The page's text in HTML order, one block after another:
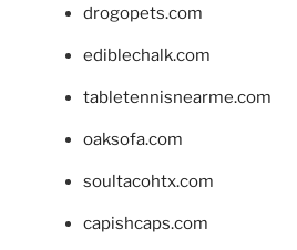
drogopets.com
ediblechalk.com
tabletennisnearme.com
oaksofa.com
soultacohtx.com
capishcaps.com